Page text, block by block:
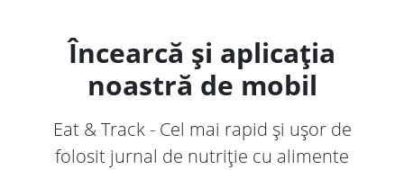
Încearcă și aplicația
noastră de mobil
Eat & Track - Cel mai rapid și ușor de
folosit jurnal de nutriție cu alimente